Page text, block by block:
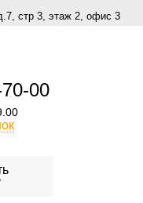
стр 3, этаж 2, офис 3
00